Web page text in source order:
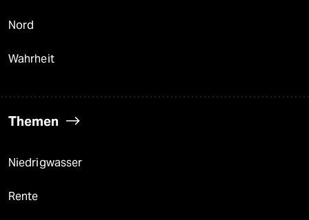
Nord
Wahrheit
Themen
Niedrigwasser
Rente